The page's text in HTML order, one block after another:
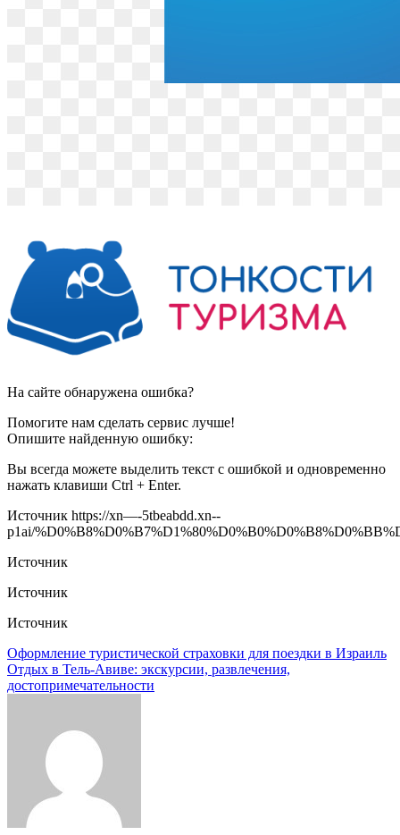
На сайте обнаружена ошибка?
Помогите нам сделать сервис лучше!
Опишите найденную ошибку:
Вы всегда можете выделить текст с ошибкой и одновременно
нажать клавиши Ctrl + Enter.
Источник https://xn—-5tbeabdd.xn--
p1ai/
Источник
Источник
Источник
Навигация
по
Оформление туристической страховки для поездки в Израиль
Отдых в Тель-Авиве: экскурсии, развлечения,
достопримечательности